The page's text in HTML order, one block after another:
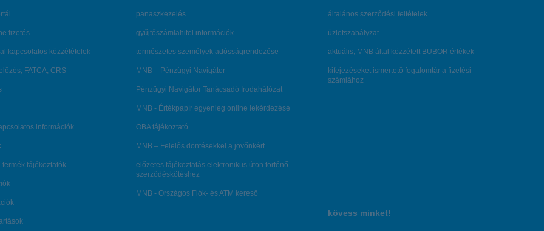
fizetés
kapcsolatos közzétételek
FATCA, CRS
információk
termék tájékoztatók
panaszkezelés
gyűjtőszámlahitel információk
természetes személyek adósságrendezése
MNB – Pénzügyi Navigátor
Pénzügyi Navigátor Tanácsadó Irodahálózat
MNB - Értékpapír egyenleg online lekérdezése
OBA tájékoztató
MNB – Felelős döntésekkel a jövőnkért
előzetes tájékoztatás elektronikus úton történő
szerződéskötéshez
MNB - Országos Fiók- és ATM kereső
általános szerződési feltételek
üzletszabályzat
aktuális, MNB által közzétett BUBOR értékek
kifejezéseket ismertető fogalomtár a fizetési
számlához
kövess minket!